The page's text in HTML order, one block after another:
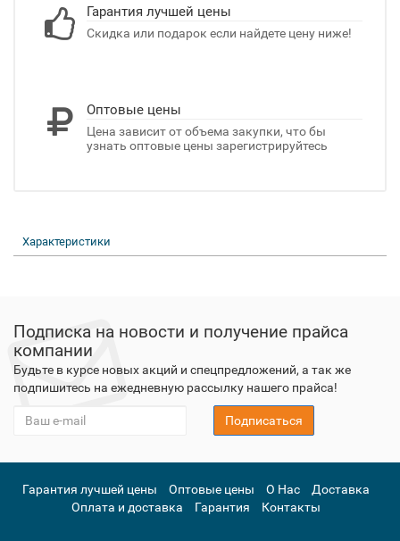
Гарантия лучшей цены
Скидка или подарок если найдете цену ниже!
Оптовые цены
Цена зависит от объема закупки, что бы
узнать оптовые цены зарегистрируйтесь
Характеристики
Подписка на новости и получение прайса
компании
Будьте в курсе новых акций и спецпредложений, а так же
подпишитесь на ежедневную рассылку нашего прайса!
Подписаться
Гарантия лучшей цены Оптовые цены О Нас
Доставка
Оплата и доставка
Гарантия Контакты